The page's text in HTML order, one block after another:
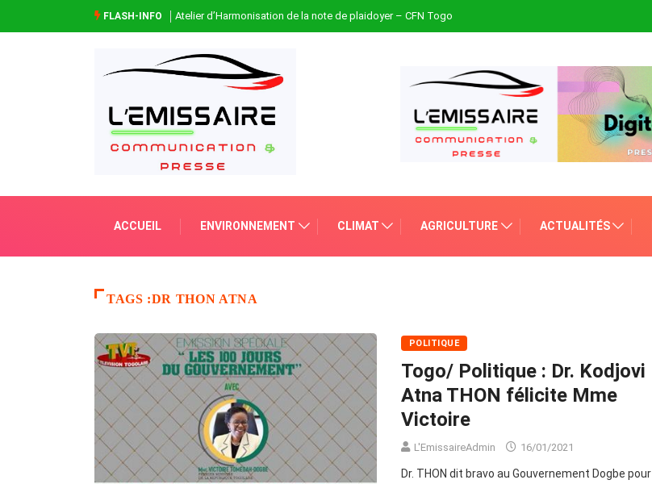
FLASH-INFO Atelier d’Harmonisation de la note de plaidoyer – CFN Togo
ACCUEIL ENVIRONNEMENT CLIMAT AGRICULTURE ACTUALITÉS
TAGS :DR THON ATNA
POLITIQUE
Togo/ Politique : Dr. Kodjovi
Atna THON félicite Mme
Victoire
L'EmissaireAdmin 16/01/2021
Dr. THON dit bravo au Gouvernement Dogbe pour